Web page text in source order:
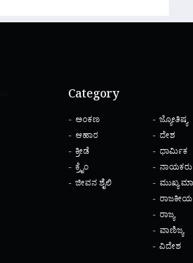
Category
ಅಂಕಣ
ಆಹಾರ
ಕ್ರೀಡೆ
ಕ್ರೈಂ
ಜೀವನ ಶೈಲಿ
ಜ್ಯೋತಿಷ್ಯ
ದೇಶ
ಧಾರ್ಮಿಕ
ನಾಯಕರು
ಮುಖ್ಯ
ರಾಜಕೀಯ
ರಾಜ್ಯ
ವಾಣಿಜ್ಯ
ವಿದೇಶ